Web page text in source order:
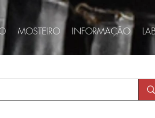
MOSTEIRO INFORMAÇÃO